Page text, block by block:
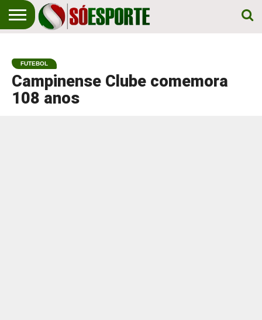
EM
PRIMEIRO
ESPORTE
FUTEBOL
Campinense Clube comemora
108 anos